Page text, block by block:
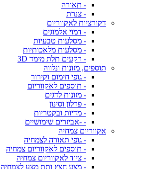
- תאורה
- צנרת
דקורציות לאקווריום
- דמוי אלמוגים
- מסלעות טבעיות
- מסלעות מלאכותיות
- רקעים תלת מימד 3D
תוספים, מזונות ונלווה
- גופי חימום וקירור
- תוספים לאקווריום
- מזונות לדגים
- פרלון וסינון
- מדיות ובקטריות
- -אביזרים שימושיים
אקווריום צמחיה
- גופי תאורה לצמחיה
- תוספים לאקווריום צמחיה
- ציוד לאקווריום צמחיה
- מצע חצץ ותת מצע לצמחיה